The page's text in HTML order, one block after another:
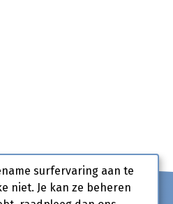
surfervaring aan te
niet. Je kan ze beheren